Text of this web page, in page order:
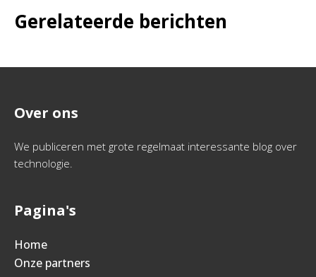
Gerelateerde berichten
Over ons
We publiceren met grote regelmaat interessante blog over
technologie.
Pagina's
Home
Onze partners